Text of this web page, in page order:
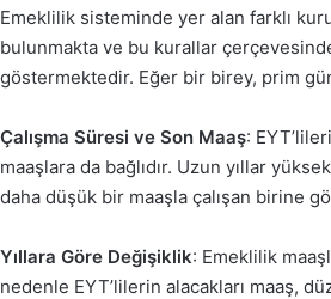
Emeklilik sisteminde yer alan farklı
bulunmakta ve bu kurallar
göstermektedir. Eğer bir birey, prim
Çalışma Süresi ve Son Maaş:
maaşlara da bağlıdır. Uzun yıllar
daha düşük bir maaşla çalışan birine
Yıllara Göre Değişiklik: Emeklilik
nedenle EYT’lilerin alacakları maaş,